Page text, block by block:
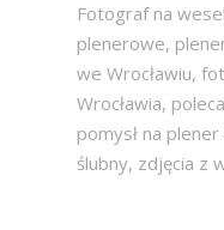
Fotograf na
plenerowe,
we Wrocławiu,
Wrocławia,
pomysł na
ślubny, zdjęcia z